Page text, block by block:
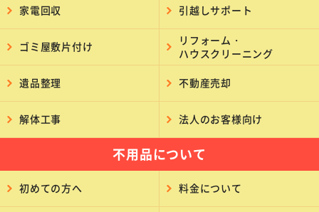
家電回収 引越しサポート
ゴミ屋敷片付け
リフォーム・
ハウスクリーニング
遺品整理 不動産売却
解体工事 法人のお客様向け
不用品について
初めての方へ 料金について